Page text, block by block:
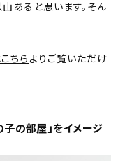
あると思います。そん
ちら よりご覧いただけ
の部屋」をイメージ